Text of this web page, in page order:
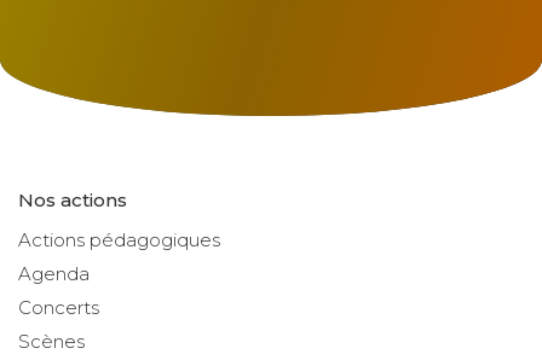
Nos actions
Actions pédagogiques
Agenda
Concerts
Scènes